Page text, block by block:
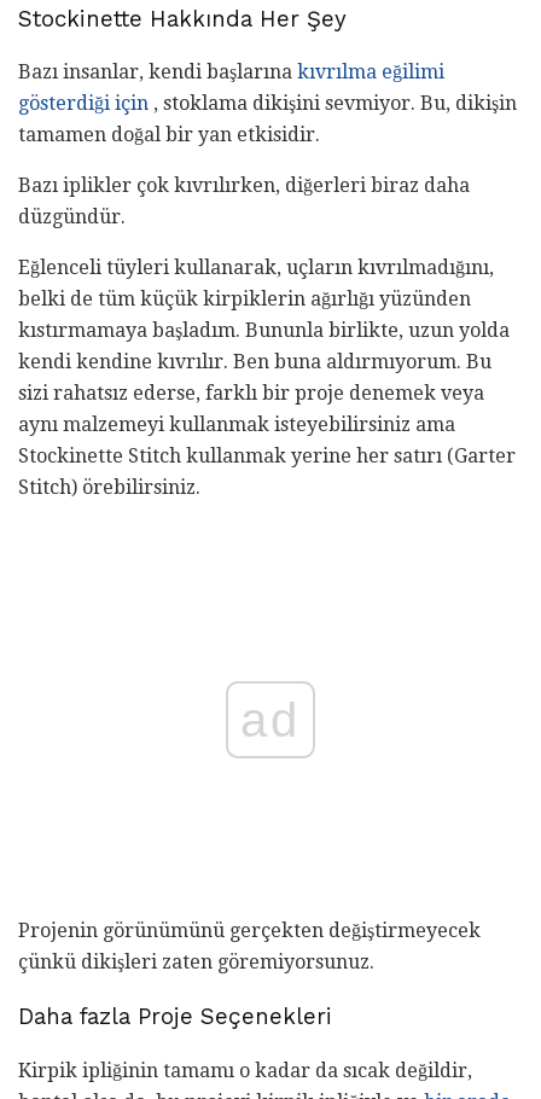
Stockinette Hakkında Her Şey
Bazı insanlar, kendi başlarına kıvrılma eğilimi
gösterdiği için , stoklama dikişini sevmiyor. Bu, dikişin
tamamen doğal bir yan etkisidir.
Bazı iplikler çok kıvrılırken, diğerleri biraz daha
düzgündür.
Eğlenceli tüyleri kullanarak, uçların kıvrılmadığını,
belki de tüm küçük kirpiklerin ağırlığı yüzünden
kıstırmamaya başladım. Bununla birlikte, uzun yolda
kendi kendine kıvrılır. Ben buna aldırmıyorum. Bu
sizi rahatsız ederse, farklı bir proje denemek veya
aynı malzemeyi kullanmak isteyebilirsiniz ama
Stockinette Stitch kullanmak yerine her satırı (Garter
Stitch) örebilirsiniz.
ad
Projenin görünümünü gerçekten değiştirmeyecek
çünkü dikişleri zaten göremiyorsunuz.
Daha fazla Proje Seçenekleri
Kirpik ipliğinin tamamı o kadar da sıcak değildir,